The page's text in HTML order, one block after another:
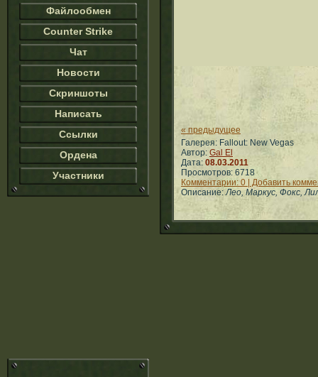
Файлообмен
Counter Strike
Чат
Новости
Скриншоты
Написать
Ссылки
Ордена
Участники
« предыдущее
Галерея: Fallout: New Vegas
Автор: Gal El
Дата: 08.03.2011
Просмотров: 6718
Комментарии: 0 | Добавить
Описание:Лео, Маркус, Фокс,